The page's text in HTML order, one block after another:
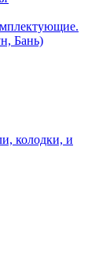
Бань)
колодки, и